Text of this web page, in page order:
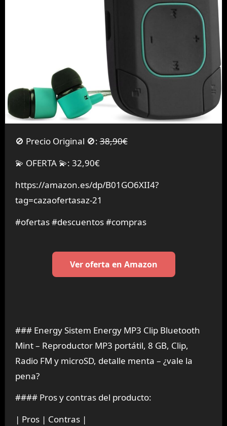
🚫 Precio Original 🚫:38,90€
💫 OFERTA 💫: 32,90€
https://amazon.es/dp/B01GO6XII4?
tag=cazaofertasaz-21
#ofertas #descuentos #compras
Ver oferta en Amazon
### Energy Sistem Energy MP3 Clip Bluetooth
Mint – Reproductor MP3 portátil, 8 GB, Clip,
Radio FM y microSD, detalle menta – ¿vale la
pena?
#### Pros y contras del producto:
| Pros | Contras |